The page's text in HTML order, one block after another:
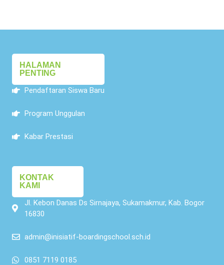
HALAMAN
PENTING
Pendaftaran Siswa Baru
Program Unggulan
Kabar Prestasi
KONTAK
KAMI
Jl. Kebon Danas Ds Sirnajaya, Sukamakmur, Kab. Bogor
16830
admin@inisiatif-boardingschool.sch.id
0851 7119 0185